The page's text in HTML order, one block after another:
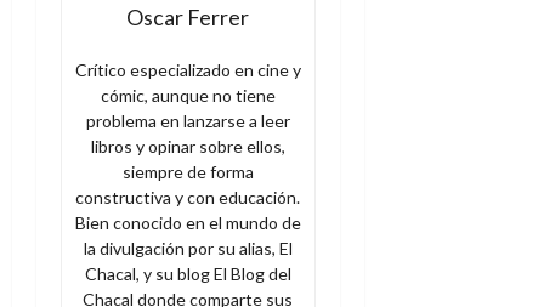
Oscar Ferrer
Crítico especializado en cine y
cómic, aunque no tiene
problema en lanzarse a leer
libros y opinar sobre ellos,
siempre de forma
constructiva y con educación.
Bien conocido en el mundo de
la divulgación por su alias, El
Chacal, y su blog El Blog del
Chacal donde comparte sus